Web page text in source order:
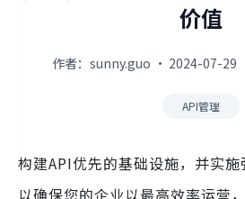
价值
作者：sunny.guo · 2024-07-29
API管理
构建API优先的基础设施，并实
以确保您的企业以最高效率运营